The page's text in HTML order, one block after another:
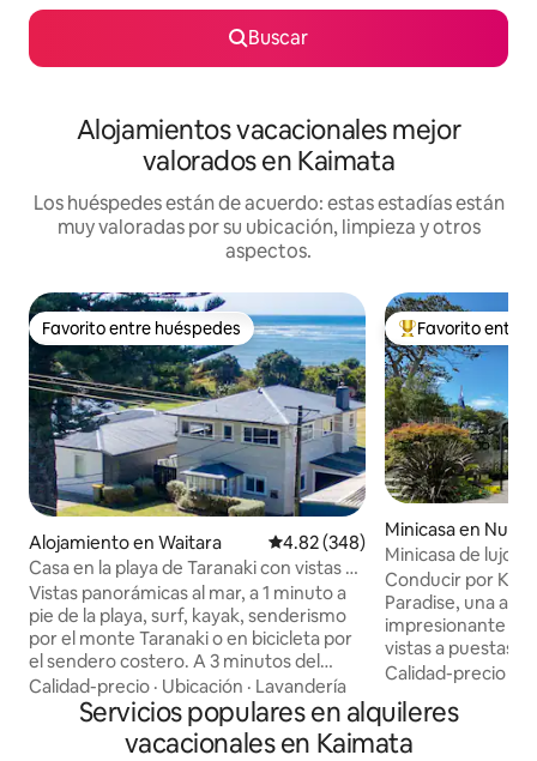
Buscar
Alojamientos vacacionales mejor
valorados en Kaimata
Los huéspedes están de acuerdo: estas estadías están
muy valoradas por su ubicación, limpieza y otros
aspectos.
Favorito entre huéspedes
Favorito entre huéspedes
Alojamiento en Waitara Calificación promedio: 4.82 de
4.82 (348)
Casa en la playa de Taranaki con vistas al
mar
Vistas panorámicas al mar, a 1 minuto a
pie de la playa, surf, kayak, senderismo
por el monte Taranaki o en bicicleta por
el sendero costero. A 3 minutos del
parque infantil. Dormitorio principal con
baño privado arriba. Cocina bien
equipada con vitrocerámica de gas,
horno, microondas, TV, Netflix y wifi
Calidad-precio · Ubicación · Lavandería
Favorito entre
Favorito entre
Minicasa en
h
Minicasa de lujo
granja
Conducir por
Paradise, una
impresionante
vistas a puestas
paisajes
diseño y muebles
escapada. Un dormitorio privado con
Calidad-precio
Servicios populares en alquileres
vacacionales en Kaimata